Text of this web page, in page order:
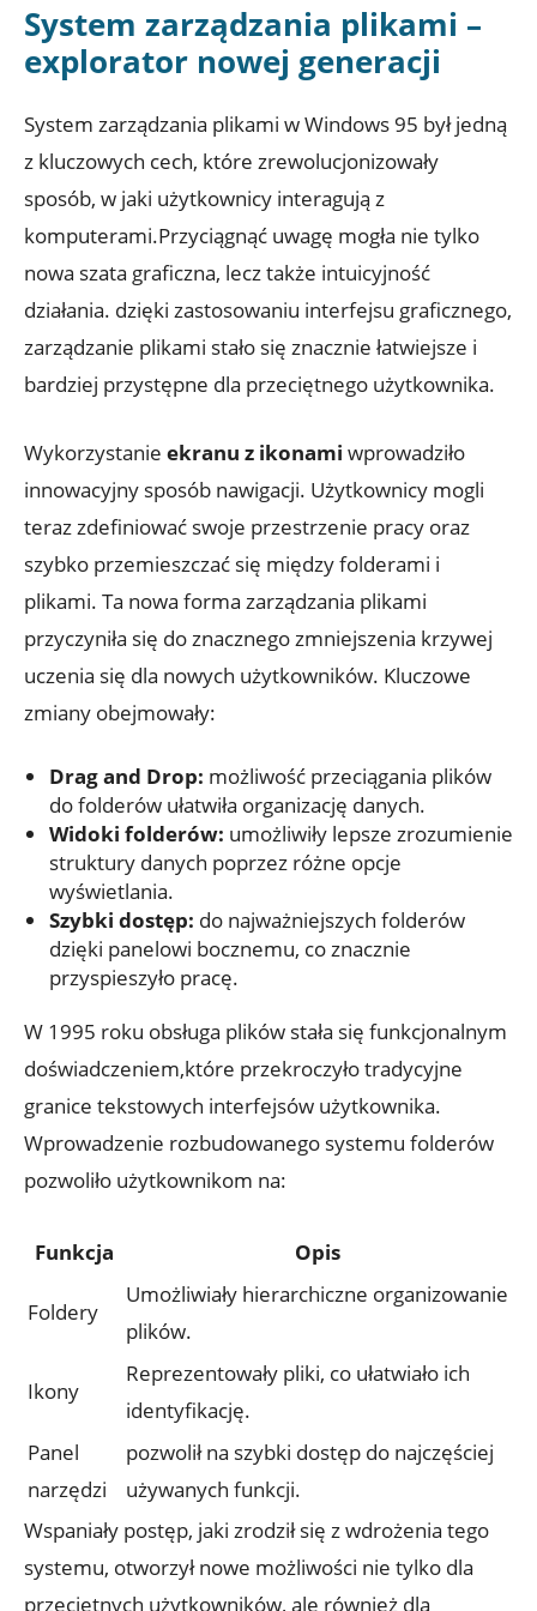
System zarządzania plikami –
explorator nowej generacji
System zarządzania plikami w Windows 95 był jedną
z kluczowych cech, które zrewolucjonizowały
sposób, w jaki użytkownicy interagują z
komputerami.Przyciągnąć uwagę mogła nie tylko
nowa szata graficzna, lecz także intuicyjność
działania. dzięki zastosowaniu interfejsu graficznego,
zarządzanie plikami stało się znacznie łatwiejsze i
bardziej przystępne dla przeciętnego użytkownika.
Wykorzystanie ekranu z ikonami wprowadziło
innowacyjny sposób nawigacji. Użytkownicy mogli
teraz zdefiniować swoje przestrzenie pracy oraz
szybko przemieszczać się między folderami i
plikami. Ta nowa forma zarządzania plikami
przyczyniła się do znacznego zmniejszenia krzywej
uczenia się dla nowych użytkowników. Kluczowe
zmiany obejmowały:
Drag and Drop: możliwość przeciągania plików
do folderów ułatwiła organizację danych.
Widoki folderów: umożliwiły lepsze zrozumienie
struktury danych poprzez różne opcje
wyświetlania.
Szybki dostęp: do najważniejszych folderów
dzięki panelowi bocznemu, co znacznie
przyspieszyło pracę.
W 1995 roku obsługa plików stała się funkcjonalnym
doświadczeniem,które przekroczyło tradycyjne
granice tekstowych interfejsów użytkownika.
Wprowadzenie rozbudowanego systemu folderów
pozwoliło użytkownikom na:
Funkcja Opis
Foldery
Umożliwiały hierarchiczne organizowanie
plików.
Ikony
Reprezentowały pliki, co ułatwiało ich
identyfikację.
Panel
narzędzi
pozwolił na szybki dostęp do najczęściej
używanych funkcji.
Wspaniały postęp, jaki zrodził się z wdrożenia tego
systemu, otworzył nowe możliwości nie tylko dla
przeciętnych użytkowników, ale również dla